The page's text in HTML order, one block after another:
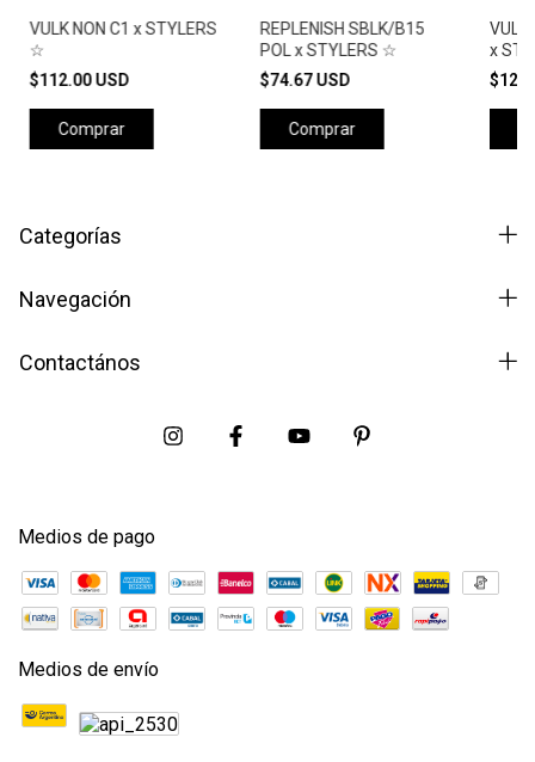
VULK NON C1 x STYLERS
☆
$112.00 USD
Comprar
REPLENISH SBLK/B15
POL x STYLERS ☆
$74.67 USD
Comprar
VULK
x
Categorías
Navegación
Contactános
Medios de pago
Medios de envío